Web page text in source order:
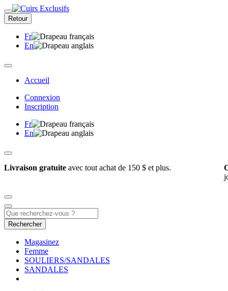
Retour
Fr
En
Accueil
Connexion
Inscription
Fr
En
Livraison gratuite avec tout achat de 150 $ et plus.
Rechercher
Magasinez
Femme
SOULIERS/SANDALES
SANDALES